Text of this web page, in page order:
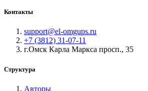
Контакты
support@el-omgups.ru
+7 (3812) 31-07-11
г.Омск Карла Маркса просп., 35
Структура
Авторы